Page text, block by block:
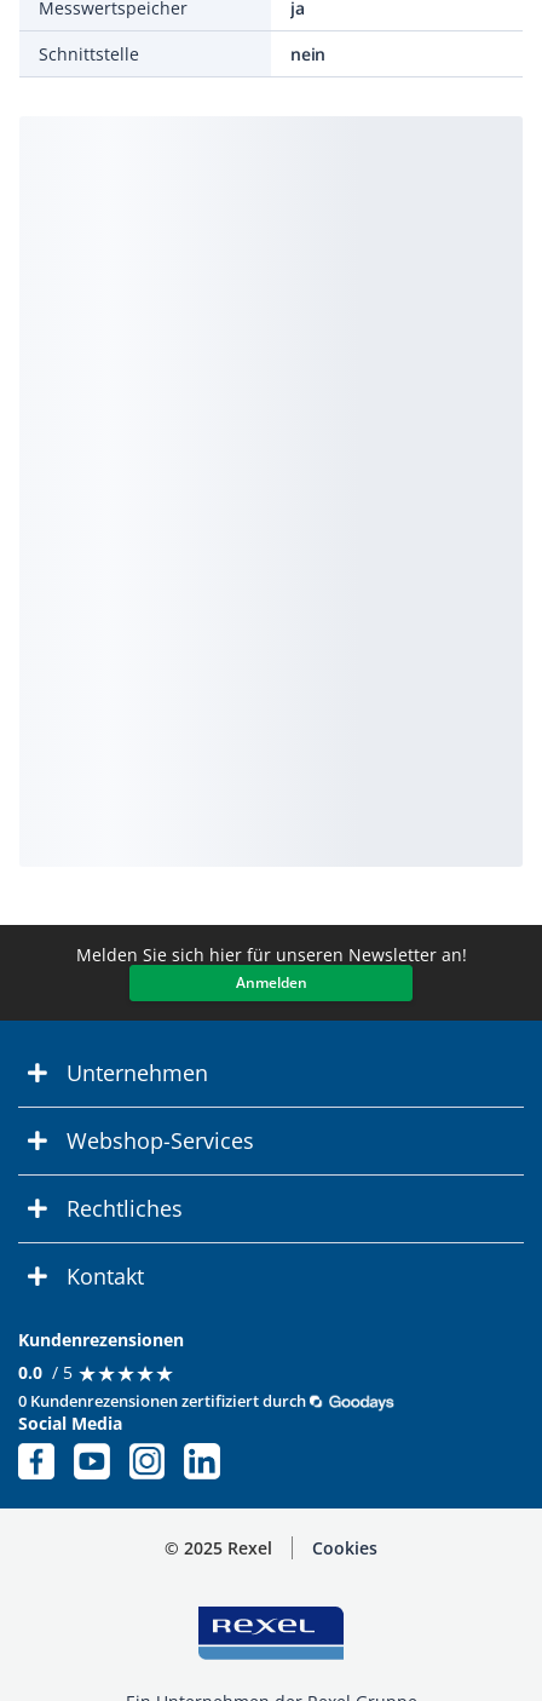
Messwertspeicher
ja
Schnittstelle
nein
Melden Sie sich hier für unseren Newsletter an!
Anmelden
Unternehmen
Webshop-Services
Rechtliches
Kontakt
Kundenrezensionen
0.0 / 5 ★★★★★
★★★★★
0 Kundenrezensionen zertifiziert durch
Social Media
© 2025 Rexel Cookies